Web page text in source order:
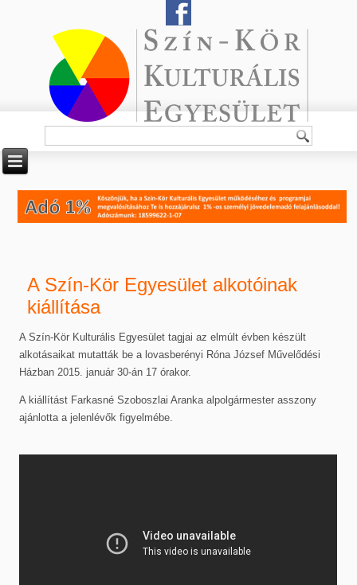
A Szín-Kör Egyesület alkotóinak
kiállítása
A Szín-Kör Kulturális Egyesület tagjai az elmúlt évben készült
alkotásaikat mutatták be a lovasberényi Róna József Művelődési
Házban 2015. január 30-án 17 órakor.
A kiállítást Farkasné Szoboszlai Aranka alpolgármester asszony
ajánlotta a jelenlévők figyelmébe.